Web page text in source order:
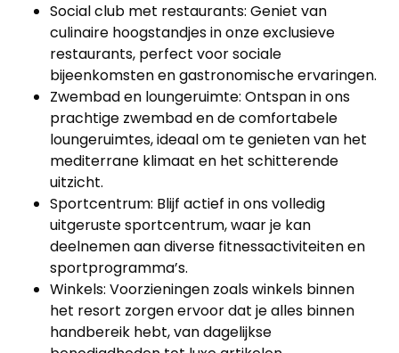
Social club met restaurants: Geniet van
culinaire hoogstandjes in onze exclusieve
restaurants, perfect voor sociale
bijeenkomsten en gastronomische ervaringen.
Zwembad en loungeruimte: Ontspan in ons
prachtige zwembad en de comfortabele
loungeruimtes, ideaal om te genieten van het
mediterrane klimaat en het schitterende
uitzicht.
Sportcentrum: Blijf actief in ons volledig
uitgeruste sportcentrum, waar je kan
deelnemen aan diverse fitnessactiviteiten en
sportprogramma’s.
Winkels: Voorzieningen zoals winkels binnen
het resort zorgen ervoor dat je alles binnen
handbereik hebt, van dagelijkse